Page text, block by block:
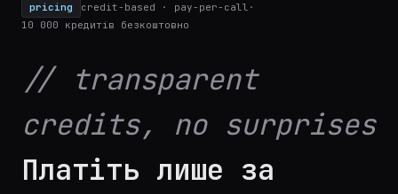
pricing
credit-based · pay-per-call
10 000 кредитів безкоштовно
// transparent
credits, no surprises
Платіть лише за